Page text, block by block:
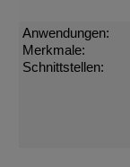
Anwendungen:
Merkmale:
Schnittstellen: